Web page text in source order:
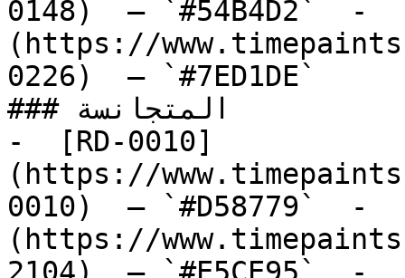
0148)  — `#54B4D2`  -
(https://
0226)  — `#7ED1DE`
### المتجانسة
-  [RD-0010]
(https://
0010)  — `#D58779`  -
(https://